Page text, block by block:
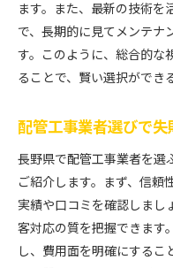
ます。また、最新の技術を
で、長期的に見てメンテナ
す。このように、総合的な
ることで、賢い選択ができ
配管工事業者選びで
長野県で配管工事業者を選
ご紹介します。まず、信頼
実績や口コミを確認しまし
客対応の質を把握できます
し、費用面を明確にするこ